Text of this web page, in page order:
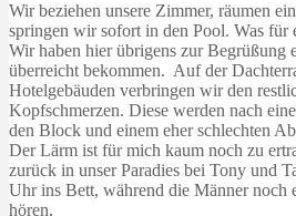
Wir beziehen unsere Zimmer, räumen
springen wir sofort in den Pool. Was
Wir haben hier übrigens zur Begrüßung
überreicht bekommen. Auf der
Hotelgebäuden verbringen wir den
Kopfschmerzen. Diese werden nach
den Block und einem eher schlechten
Der Lärm ist für mich kaum noch zu
zurück in unser Paradies bei Tony und
Uhr ins Bett, während die Männer noch
hören.